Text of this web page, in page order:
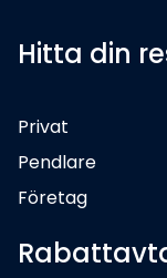
Hitta din
Privat
Pendlare
Företag